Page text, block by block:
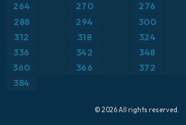
Francia
Grecia
Islandia
Punto de rocío a 2 m
Ráfagas de Viento Máximas
Ráfagas de viento
264 270 276
288
294 300
312
318 324
336
342 348
360 366 372
384
© 2026 All rights reserved.